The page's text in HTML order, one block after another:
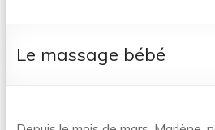
Le massage bébé